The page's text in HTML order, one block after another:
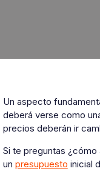
Un aspecto
deberá verse como
precios deberán ir
Si te preguntas
un presupuesto inicial